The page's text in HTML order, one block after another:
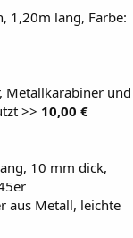
1,20m lang, Farbe:
Metallkarabiner und
>> 10,00 €
10 mm dick,
aus Metall, leichte